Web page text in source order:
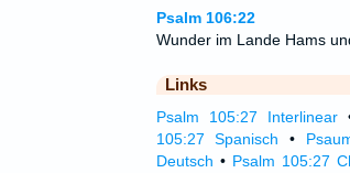
Psalm 106:22
Wunder im Lande Hams
Links
Psalm 105:27 Interlinear
105:27 Spanisch •
Deutsch • Psalm 105:27